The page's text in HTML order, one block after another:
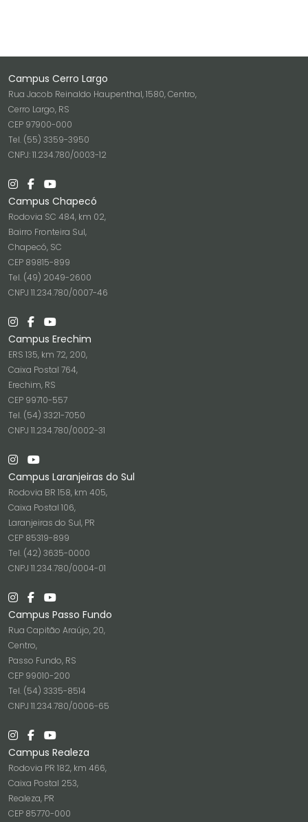
Campus Cerro Largo
Rua Jacob Reinaldo Haupenthal, 1580, Centro,
Cerro Largo, RS
CEP 97900-000
Tel. (55) 3359-3950
CNPJ: 11.234.780/0003-12
Campus Chapecó
Rodovia SC 484, km 02,
Bairro Fronteira Sul,
Chapecó, SC
CEP 89815-899
Tel. (49) 2049-2600
CNPJ 11.234.780/0007-46
Campus Erechim
ERS 135, km 72, 200,
Caixa Postal 764,
Erechim, RS
CEP 99710-557
Tel. (54) 3321-7050
CNPJ 11.234.780/0002-31
Campus Laranjeiras do Sul
Rodovia BR 158, km 405,
Caixa Postal 106,
Laranjeiras do Sul, PR
CEP 85319-899
Tel. (42) 3635-0000
CNPJ 11.234.780/0004-01
Campus Passo Fundo
Rua Capitão Araújo, 20,
Centro,
Passo Fundo, RS
CEP 99010-200
Tel. (54) 3335-8514
CNPJ 11.234.780/0006-65
Campus Realeza
Rodovia PR 182, km 466,
Caixa Postal 253,
Realeza, PR
CEP 85770-000